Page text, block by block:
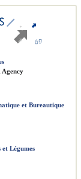
et Bureautique
Légumes